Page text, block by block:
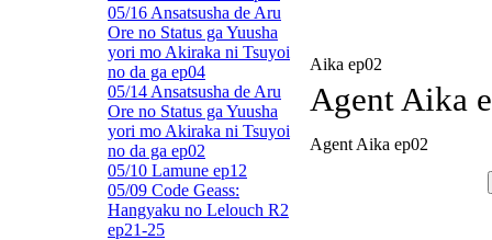
05/16 Ansatsusha de Aru
Ore no Status ga Yuusha
yori mo Akiraka ni Tsuyoi
no da ga ep04
05/14 Ansatsusha de Aru
Ore no Status ga Yuusha
yori mo Akiraka ni Tsuyoi
no da ga ep02
05/10 Lamune ep12
05/09 Code Geass:
Hangyaku no Lelouch R2
ep21-25
Aika ep02
Agent Aika
Agent Aika ep02